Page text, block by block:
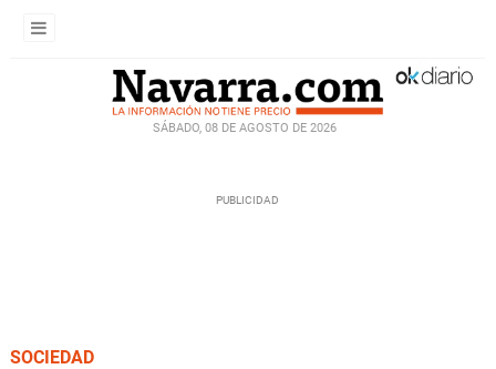
SÁBADO, 08 DE AGOSTO DE 2026
SOCIEDAD